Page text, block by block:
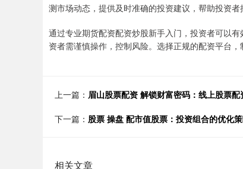
测市场动态，提供及时准确的投资建议，帮助投资者
通过专业期货配资配资炒股新手入门，投资者可以
资者需谨慎操作，控制风险。选择正规的配资平台
上一篇： 眉山股票配资 解锁财富密码：线上股票
下一篇： 股票 操盘 配市值股票：投资组合的优化
相关文章